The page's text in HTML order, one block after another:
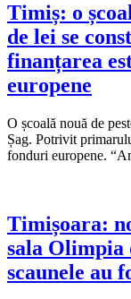
Timiș: o
de lei se
finanțarea
europene
O școală nouă de
Șag. Potrivit
fonduri europene.
Timișoara:
sala Olimpia
scaunele au